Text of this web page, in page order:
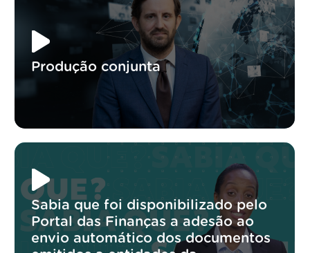
Produção conjunta
Sabia que foi disponibilizado pelo
Portal das Finanças a adesão ao
envio automático dos documentos